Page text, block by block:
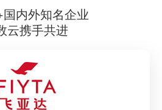
国内外知名企业
云携手共进